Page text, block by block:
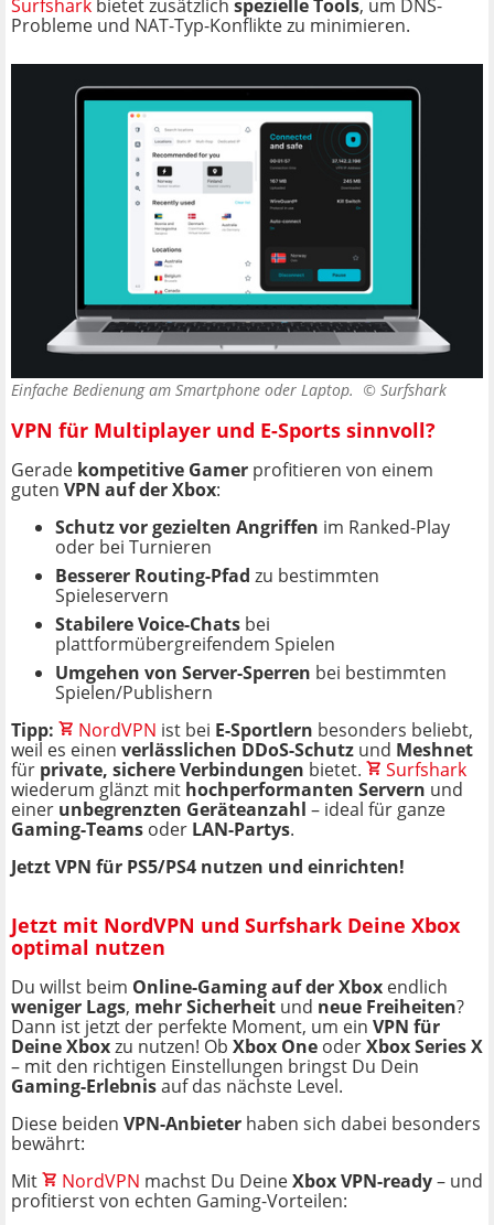
Surfshark bietet zusätzlich spezielle Tools, um DNS-
Probleme und NAT-Typ-Konflikte zu minimieren.
Einfache Bedienung am Smartphone oder Laptop. © Surfshark
VPN für Multiplayer und E-Sports sinnvoll?
Gerade kompetitive Gamer profitieren von einem
guten VPN auf der Xbox:
Schutz vor gezielten Angriffen im Ranked-Play
oder bei Turnieren
Besserer Routing-Pfad zu bestimmten
Spieleservern
Stabilere Voice-Chats bei
plattformübergreifendem Spielen
Umgehen von Server-Sperren bei bestimmten
Spielen/Publishern
Tipp:
NordVPN ist bei E-Sportlern besonders beliebt,
weil es einen verlässlichen DDoS-Schutz und Meshnet
für private, sichere Verbindungen bietet.
Surfshark
wiederum glänzt mit hochperformanten Servern und
einer unbegrenzten Geräteanzahl – ideal für ganze
Gaming-Teams oder LAN-Partys.
Jetzt VPN für PS5/PS4 nutzen und einrichten!
Jetzt mit NordVPN und Surfshark Deine Xbox
optimal nutzen
Du willst beim Online-Gaming auf der Xbox endlich
weniger Lags, mehr Sicherheit und neue Freiheiten?
Dann ist jetzt der perfekte Moment, um ein VPN für
Deine Xboxzu nutzen! Ob Xbox One oderXbox Series X
– mit den richtigen Einstellungen bringst Du Dein
Gaming-Erlebnisauf das nächste Level.
Diese beiden VPN-Anbieter haben sich dabei besonders
bewährt:
Mit
NordVPN machst Du DeineXbox VPN-ready– und
profitierst von echten Gaming-Vorteilen: